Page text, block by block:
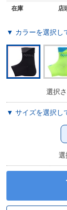
在庫
店
▼ カラーを選択し
選択
▼ サイズを選択し
選